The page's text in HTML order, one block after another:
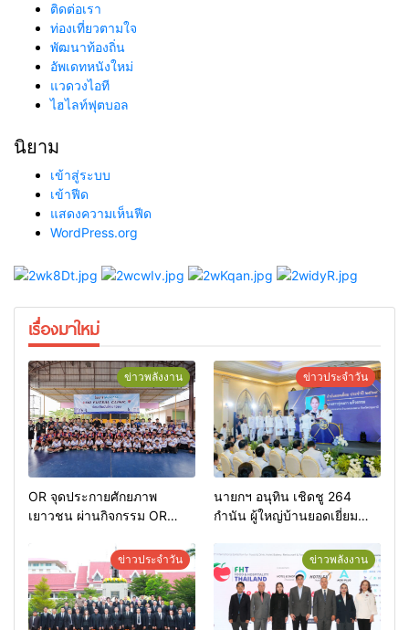
ติดต่อเรา
ท่องเที่ยวตามใจ
พัฒนาท้องถิ่น
อัพเดทหนังใหม่
แวดวงไอที
ไฮไลท์ฟุตบอล
นิยาม
เข้าสู่ระบบ
เข้าฟีด
แสดงความเห็นฟีด
WordPress.org
เรื่องมาใหม่
ข่าวพลังงาน
OR จุดประกายศักยภาพ
เยาวชน ผ่านกิจกรรม OR
ข่าวประจำวัน
นายกฯ อนุทิน เชิดชู 264
กำนัน ผู้ใหญ่บ้านยอดเยี่ยม
เกียรติยศแห่งการเสียสละ”
ข่าวประจำวัน ข่าวพลังงาน